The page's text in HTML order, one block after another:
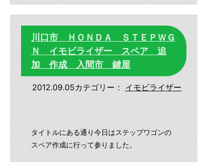
川口市 ＨＯＮＤＡ ＳＴＥＰＷＧ
Ｎ イモビライザー スペア 追
加 作成 入間市 鍵屋
2012.09.05カテゴリー： イモビライザー
タイトルにある通り今日はステップワゴンの
スペア作成に行って参りました。